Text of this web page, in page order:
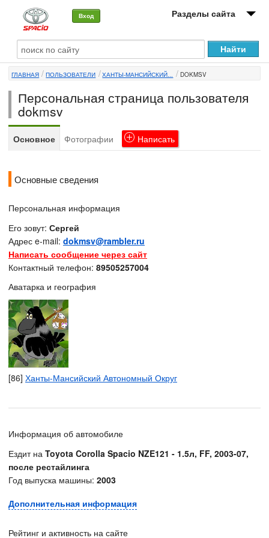
Вход Разделы сайта
О машине
Автоклуб
Форумы
Сервисы и услуги
ГЛАВНАЯ ПОЛЬЗОВАТЕЛИ ХАНТЫ-МАНСИЙСКИЙ... DOKMSV
Персональная страница пользователя
dokmsv
Основное Фотографии Написать
Основные сведения
Персональная информация
Его зовут: Сергей
Адрес e-mail: dokmsv@rambler.ru
Написать сообщение через сайт
Контактный телефон: 89505257004
Аватарка и география
[86] Ханты-Мансийский Автономный Округ
Информация об автомобиле
Ездит на Toyota Corolla Spacio NZE121 - 1.5л, FF, 2003-07,
после рестайлинга
Год выпуска машины: 2003
Дополнительная информация
Рейтинг и активность на сайте